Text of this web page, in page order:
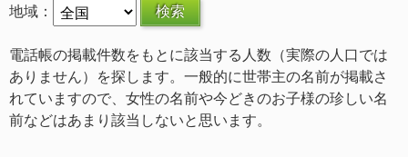
地域：
電話帳の掲載件数をもとに該当する人数（実際の人口では
ありません）を探します。一般的に世帯主の名前が掲載さ
れていますので、女性の名前や今どきのお子様の珍しい名
前などはあまり該当しないと思います。